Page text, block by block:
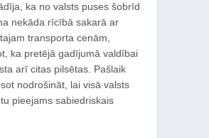
ka no valsts puses šobrīd
nekāda rīcībā sakarā ar
transporta cenām,
ka pretējā gadījumā valdībai
arī citas pilsētas. Pašlaik
nodrošināt, lai visā valsts
pieejams sabiedriskais